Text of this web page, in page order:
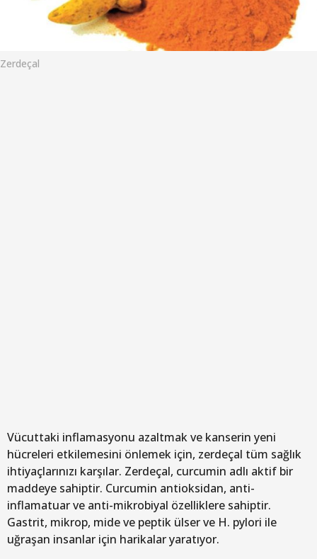
Zerdeçal
Vücuttaki inflamasyonu azaltmak ve kanserin yeni
hücreleri etkilemesini önlemek için, zerdeçal tüm sağlık
ihtiyaçlarınızı karşılar. Zerdeçal, curcumin adlı aktif bir
maddeye sahiptir. Curcumin antioksidan, anti-
inflamatuar ve anti-mikrobiyal özelliklere sahiptir.
Gastrit, mikrop, mide ve peptik ülser ve H. pylori ile
uğraşan insanlar için harikalar yaratıyor.